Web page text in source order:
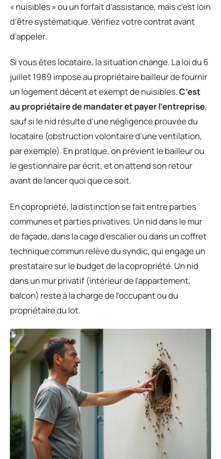
« nuisibles » ou un forfait d’assistance, mais c’est loin
d’être systématique. Vérifiez votre contrat avant
d’appeler.
Si vous êtes locataire, la situation change. La loi du 6
juillet 1989 impose au propriétaire bailleur de fournir
un logement décent et exempt de nuisibles.C’est
au propriétaire de mandater et payer l’entreprise,
sauf si le nid résulte d’une négligence prouvée du
locataire (obstruction volontaire d’une ventilation,
par exemple). En pratique, on prévient le bailleur ou
le gestionnaire par écrit, et on attend son retour
avant de lancer quoi que ce soit.
En copropriété, la distinction se fait entre parties
communes et parties privatives. Un nid dans le mur
de façade, dans la cage d’escalier ou dans un coffret
technique commun relève du syndic, qui engage un
prestataire sur le budget de la copropriété. Un nid
dans un mur privatif (intérieur de l’appartement,
balcon) reste à la charge de l’occupant ou du
propriétaire du lot.